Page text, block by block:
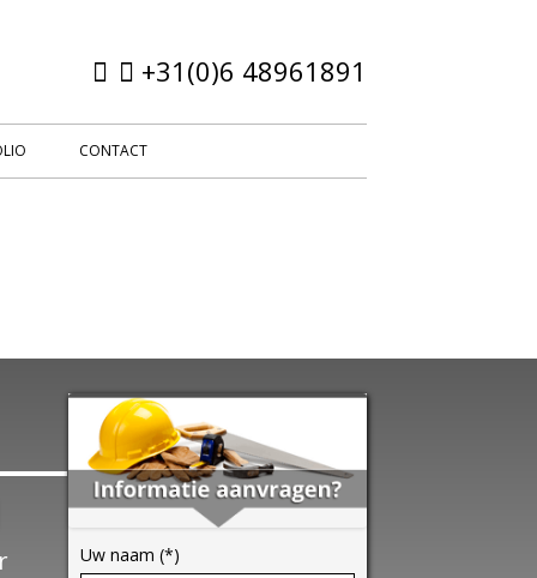
+31(0)6 48961891
CONTACT
Hoofd
sidebar
Uw naam (*)